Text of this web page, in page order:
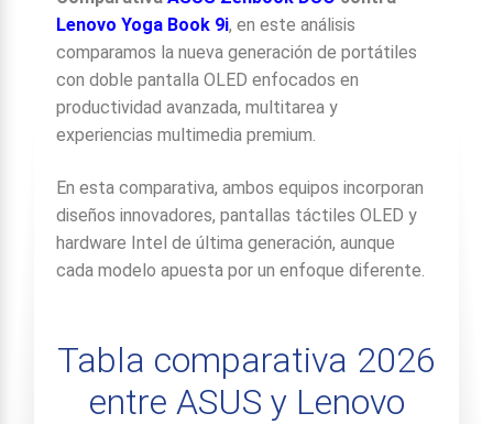
Lenovo Yoga Book 9i, en este análisis
comparamos la nueva generación de portátiles
con doble pantalla OLED enfocados en
productividad avanzada, multitarea y
experiencias multimedia premium.
En esta comparativa, ambos equipos incorporan
diseños innovadores, pantallas táctiles OLED y
hardware Intel de última generación, aunque
cada modelo apuesta por un enfoque diferente.
Tabla comparativa 2026
entre ASUS y Lenovo